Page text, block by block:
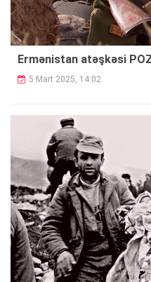
Ermənistan atəşkəsi
5 Mart 2025, 14:02